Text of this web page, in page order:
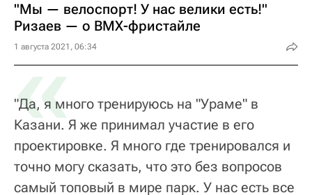
"Мы — велоспорт! У нас велики есть!"
Ризаев — о ВМХ-фристайле
1 августа 2021, 06:34
«
"Да, я много тренируюсь на "Ураме" в
Казани. Я же принимал участие в его
проектировке. Я много где тренировался и
точно могу сказать, что это без вопросов
самый топовый в мире парк. У нас есть все